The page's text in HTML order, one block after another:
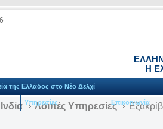
Η
της Ελλάδος στο Νέο Δελχί
Υπηρεσίες Επικοινωνία
Λοιπές Υπηρεσίες